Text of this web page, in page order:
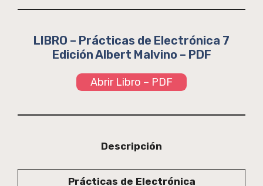
LIBRO – Prácticas de Electrónica 7
Edición Albert Malvino – PDF
Abrir Libro – PDF
Descripción
Prácticas de Electrónica